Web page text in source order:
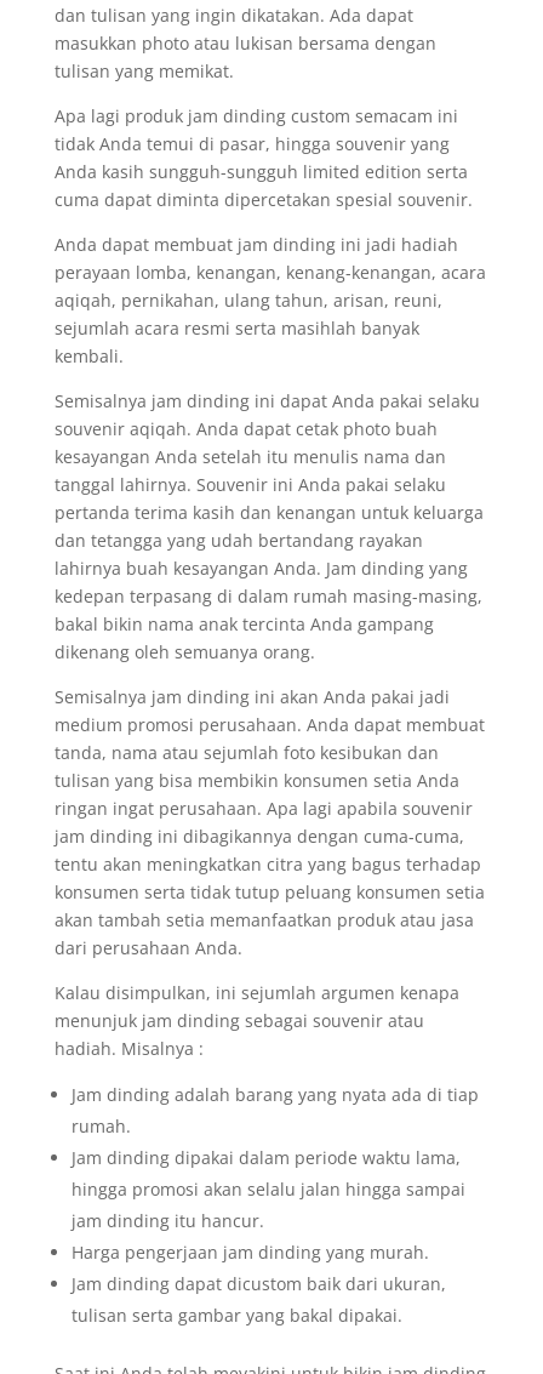
dan tulisan yang ingin dikatakan. Ada dapat
masukkan photo atau lukisan bersama dengan
tulisan yang memikat.
Apa lagi produk jam dinding custom semacam ini
tidak Anda temui di pasar, hingga souvenir yang
Anda kasih sungguh-sungguh limited edition serta
cuma dapat diminta dipercetakan spesial souvenir.
Anda dapat membuat jam dinding ini jadi hadiah
perayaan lomba, kenangan, kenang-kenangan, acara
aqiqah, pernikahan, ulang tahun, arisan, reuni,
sejumlah acara resmi serta masihlah banyak
kembali.
Semisalnya jam dinding ini dapat Anda pakai selaku
souvenir aqiqah. Anda dapat cetak photo buah
kesayangan Anda setelah itu menulis nama dan
tanggal lahirnya. Souvenir ini Anda pakai selaku
pertanda terima kasih dan kenangan untuk keluarga
dan tetangga yang udah bertandang rayakan
lahirnya buah kesayangan Anda. Jam dinding yang
kedepan terpasang di dalam rumah masing-masing,
bakal bikin nama anak tercinta Anda gampang
dikenang oleh semuanya orang.
Semisalnya jam dinding ini akan Anda pakai jadi
medium promosi perusahaan. Anda dapat membuat
tanda, nama atau sejumlah foto kesibukan dan
tulisan yang bisa membikin konsumen setia Anda
ringan ingat perusahaan. Apa lagi apabila souvenir
jam dinding ini dibagikannya dengan cuma-cuma,
tentu akan meningkatkan citra yang bagus terhadap
konsumen serta tidak tutup peluang konsumen setia
akan tambah setia memanfaatkan produk atau jasa
dari perusahaan Anda.
Kalau disimpulkan, ini sejumlah argumen kenapa
menunjuk jam dinding sebagai souvenir atau
hadiah. Misalnya :
Jam dinding adalah barang yang nyata ada di tiap
rumah.
Jam dinding dipakai dalam periode waktu lama,
hingga promosi akan selalu jalan hingga sampai
jam dinding itu hancur.
Harga pengerjaan jam dinding yang murah.
Jam dinding dapat dicustom baik dari ukuran,
tulisan serta gambar yang bakal dipakai.